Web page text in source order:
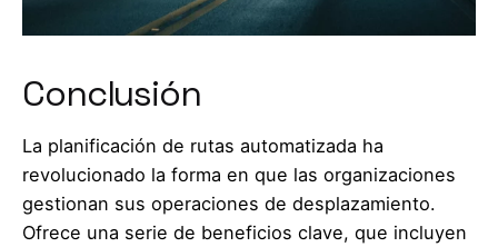
Conclusión
La planificación de rutas automatizada ha
revolucionado la forma en que las organizaciones
gestionan sus operaciones de desplazamiento.
Ofrece una serie de beneficios clave, que incluyen